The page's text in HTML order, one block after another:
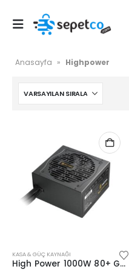
Anasayfa » Highpower
KASA & GÜÇ KAYNAĞI
High Power 1000W 80+ Gold PCIE5.1 (Performance)